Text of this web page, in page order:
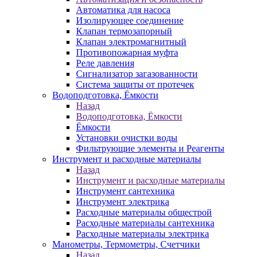
Автоматика для насоса
Изолирующее соединение
Клапан термозапорный
Клапан электромагнитный
Противопожарная муфта
Реле давления
Сигнализатор загазованности
Система защиты от протечек
Водоподготовка, Ёмкости
Назад
Водоподготовка, Ёмкости
Ёмкости
Установки очистки воды
Фильтрующие элементы и Реагенты
Инструмент и расходные материалы
Назад
Инструмент и расходные материалы
Инструмент сантехника
Инструмент электрика
Расходные материалы общестрой
Расходные материалы сантехника
Расходные материалы электрика
Манометры, Термометры, Счетчики
Назад